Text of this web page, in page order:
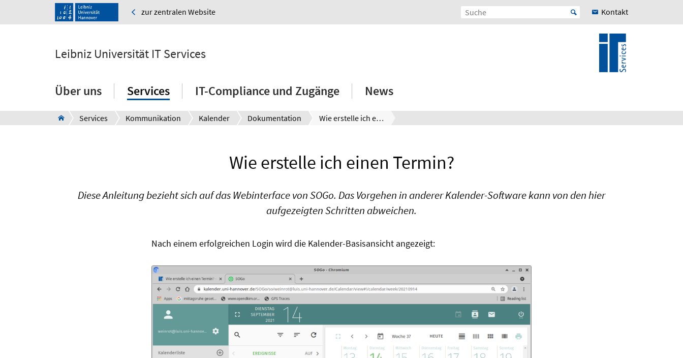
zur zentralen Website Kontakt
Leibniz Universität IT Services
Über uns Services IT-Compliance und Zugänge News
Services Kommunikation Kalender Dokumentation Wie erstelle ich einen Termin?
Wie erstelle ich einen Termin?
Diese Anleitung bezieht sich auf das Webinterface von SOGo. Das Vorgehen in anderer Kalender-Software kann von den hier
aufgezeigten Schritten abweichen.
Nach einem erfolgreichen Login wird die Kalender-Basisansicht angezeigt: